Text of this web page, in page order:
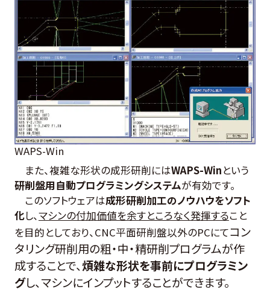
WAPS-Win
また、複雑な形状の成形研削にはWAPS-Winという
研削盤用自動プログラミングシステムが有効です。
このソフトウェアは成形研削加工のノウハウをソフト
化し、マシンの付加価値を余すところなく発揮すること
を目的としており、CNC平面研削盤以外のPCにてコン
タリング研削用の粗・中・精研削プログラムが作
成することで、煩雑な形状を事前にプログラミン
グし、マシンにインプットすることができます。